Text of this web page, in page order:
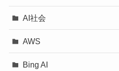
AI社会
AWS
Bing AI